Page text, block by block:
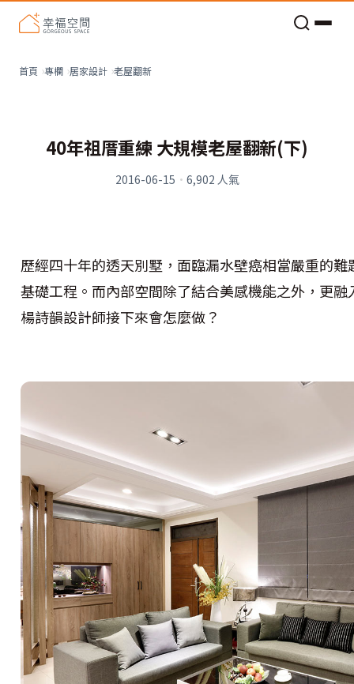
首頁 專欄 居家設計 老屋翻新
40年祖厝重練 大規模老屋翻新(下)
2016-06-15 · 6,902 人氣
歷經四十年的透天別墅，面臨漏水壁癌相當嚴重的
基礎工程。而內部空間除了結合美感機能之外，更
楊詩韻設計師接下來會怎麼做？